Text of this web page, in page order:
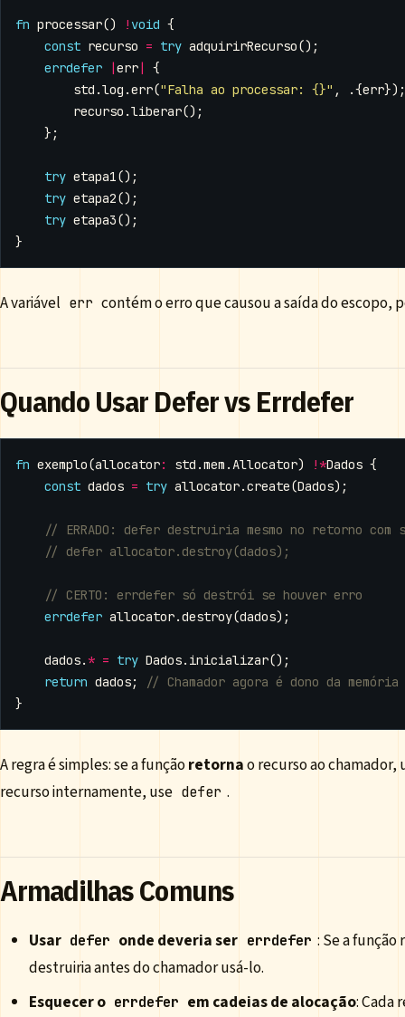
fn processar() ! void {
const recurso = try adquirirRecurso();
errdefer
|err|
{
std .log .err("Falha ao processar: {}" , .{err});
recurso .liberar();
};
try etapa1();
try etapa2();
try etapa3();
}
A variável err contém o erro que causou a saída do
Quando Usar Defer vs Errdefer
fn exemplo(allocator: std .mem .Allocator) !*Dados {
const dados = try allocator.create(Dados);
errdefer allocator.destroy(dados);
dados. * = try Dados. inicializar();
return dados;
}
A regra é simples: se a funçãoretornao recurso ao chamador,
recurso internamente, use defer .
Armadilhas Comuns
Usar defer onde deveria ser errdefer : Se a
destruiria antes do chamador usá-lo.
Esquecer o errdefer em cadeias de alocação: Cada